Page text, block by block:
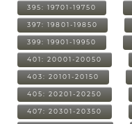
395: 19701-19750
397: 19801-19850
399: 19901-19950
401: 20001-20050
403: 20101-20150
405: 20201-20250
407: 20301-20350